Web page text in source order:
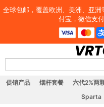
全球包邮，覆盖欧洲、美洲、亚
付宝，微信支
促销产品 烟杆套餐 六代2%两
Sparta